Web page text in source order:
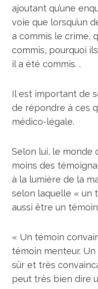
ajoutant qu’une
voie que lorsqu’un
a commis le crime,
commis, pourquoi
il a été commis. .
Il est important de
de répondre à ces
médico-légale.
Selon lui, le monde
moins des
à la lumière de la
selon laquelle « un
aussi être un
« Un témoin
témoin menteur.
sûr et très
peut très bien dire